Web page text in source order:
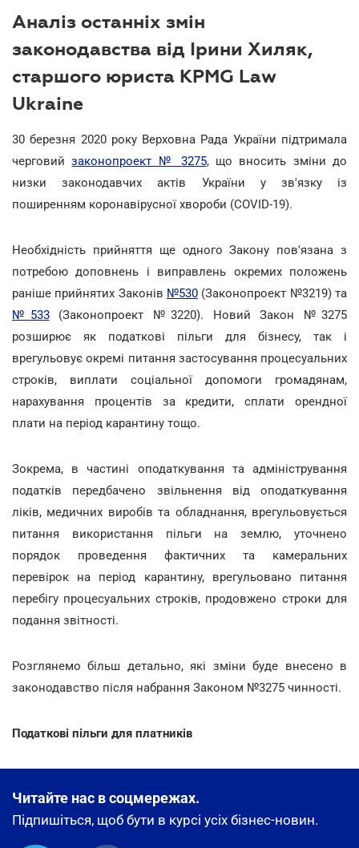
Аналіз останніх змін
законодавства від Ірини Хиляк,
старшого юриста KPMG Law
Ukraine
30 березня 2020 року Верховна Рада України підтримала
черговийзаконопроект № 3275, що вносить зміни до
низки законодавчих актів України у зв'язку із
поширенням коронавірусної хвороби (COVID-19).
Необхідність прийняття ще одного Закону пов'язана з
потребою доповнень і виправлень окремих положень
раніше прийнятих Законів №530 (Законопроект №3219) та
№533(Законопроект №3220). Новий Закон №3275
розширює як податкові пільги для бізнесу, так і
врегульовує окремі питання застосування процесуальних
строків, виплати соціальної допомоги громадянам,
нарахування процентів за кредити, сплати орендної
плати на період карантину тощо.
Зокрема, в частині оподаткування та адміністрування
податків передбачено звільнення від оподаткування
ліків, медичних виробів та обладнання, врегульовується
питання використання пільги на землю, уточнено
порядок проведення фактичних та камеральних
перевірок на період карантину, врегульовано питання
перебігу процесуальних строків, продовжено строки для
подання звітності.
Розглянемо більш детально, які зміни буде внесено в
законодавство після набрання Законом №3275 чинності.
Податкові пільги для платників
Читайте нас в соцмережах.
Підпишіться, щоб бути в курсі усіх бізнес-новин.